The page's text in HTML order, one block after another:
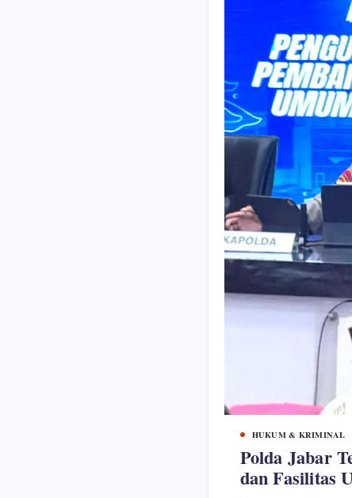
HUKUM & KRIMINAL
Polda Jabar
dan Fasilitas